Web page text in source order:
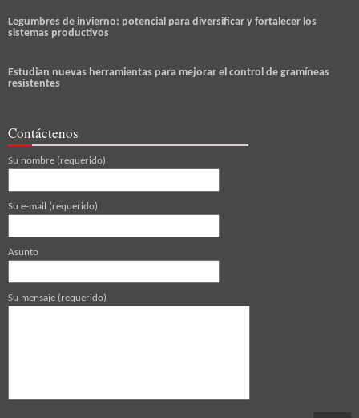
Legumbres de invierno: potencial para diversificar y fortalecer los
sistemas productivos
Estudian nuevas herramientas para mejorar el control de gramíneas
resistentes
Contáctenos
Su nombre (requerido)
Su e-mail (requerido)
Asunto
Su mensaje (requerido)